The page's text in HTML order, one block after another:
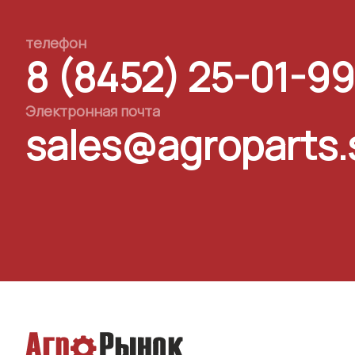
телефон
8 (8452) 25-01-99
Электронная почта